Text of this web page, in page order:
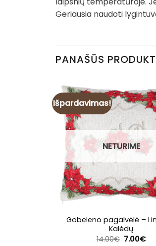
Geriausia naudoti
PANAŠŪS
Išpardavimas!
NETURIME
Gobeleno pagalvėlė –
Kalėdų
14.00€ Original
7.00€